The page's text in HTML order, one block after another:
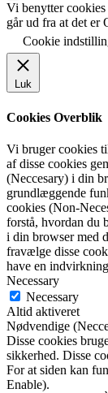
Vi benytter
går ud fra at det er
Cookie
Luk
Cookies Overblik
Vi bruger cookies
af disse cookies
(Neccesary) i din
grundlæggende
cookies (Non-
forstå, hvordan du
i din browser med
fravælge disse
have en
Necessary
Necessary
Altid aktiveret
Nødvendige
Disse cookies
sikkerhed. Disse
For at siden kan
Enable).